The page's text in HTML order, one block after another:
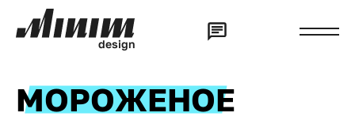
design
МОРОЖЕНОЕ